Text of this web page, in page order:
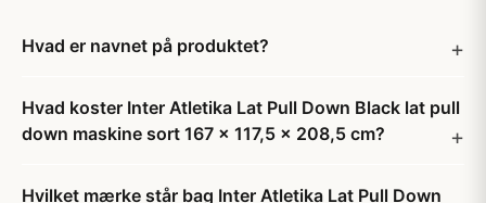
Hvad er navnet på produktet?
Hvad koster Inter Atletika Lat Pull Down Black lat pull
down maskine sort 167 x 117,5 x 208,5 cm?
Hvilket mærke står bag Inter Atletika Lat Pull Down